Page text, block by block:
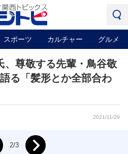
スポーツ カルチャー グルメ
、尊敬する先輩・鳥谷敬
る「髪形とか全部合わ
2021/11/29
2/3 Next